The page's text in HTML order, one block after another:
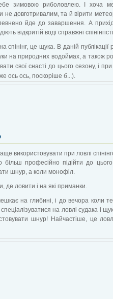
зимовою риболовлею. І хоча
довготривалим, та й вірити
йде до заваршення. А
відкритій воді справжні
це щука. В даній публікації
на природних водоймах, а також
свої снасті до цього сезону, і
ось ось, поскоріше б...).
використовувати при ловлі
професійно підійти до
шнур, а коли монофіл.
де ловити і на які приманки.
на глибині, і до вечора коли
на ловлі судака і
шнур! Найчастіше, це